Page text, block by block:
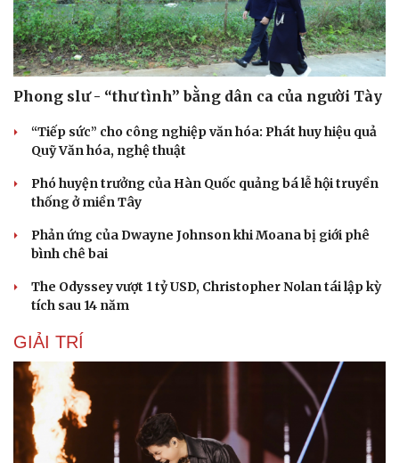
Phong slư - “thư tình” bằng dân ca của người Tày
“Tiếp sức” cho công nghiệp văn hóa: Phát huy hiệu quả
Quỹ Văn hóa, nghệ thuật
Phó huyện trưởng của Hàn Quốc quảng bá lễ hội truyền
thống ở miền Tây
Phản ứng của Dwayne Johnson khi Moana bị giới phê
bình chê bai
The Odyssey vượt 1 tỷ USD, Christopher Nolan tái lập kỳ
tích sau 14 năm
GIẢI TRÍ